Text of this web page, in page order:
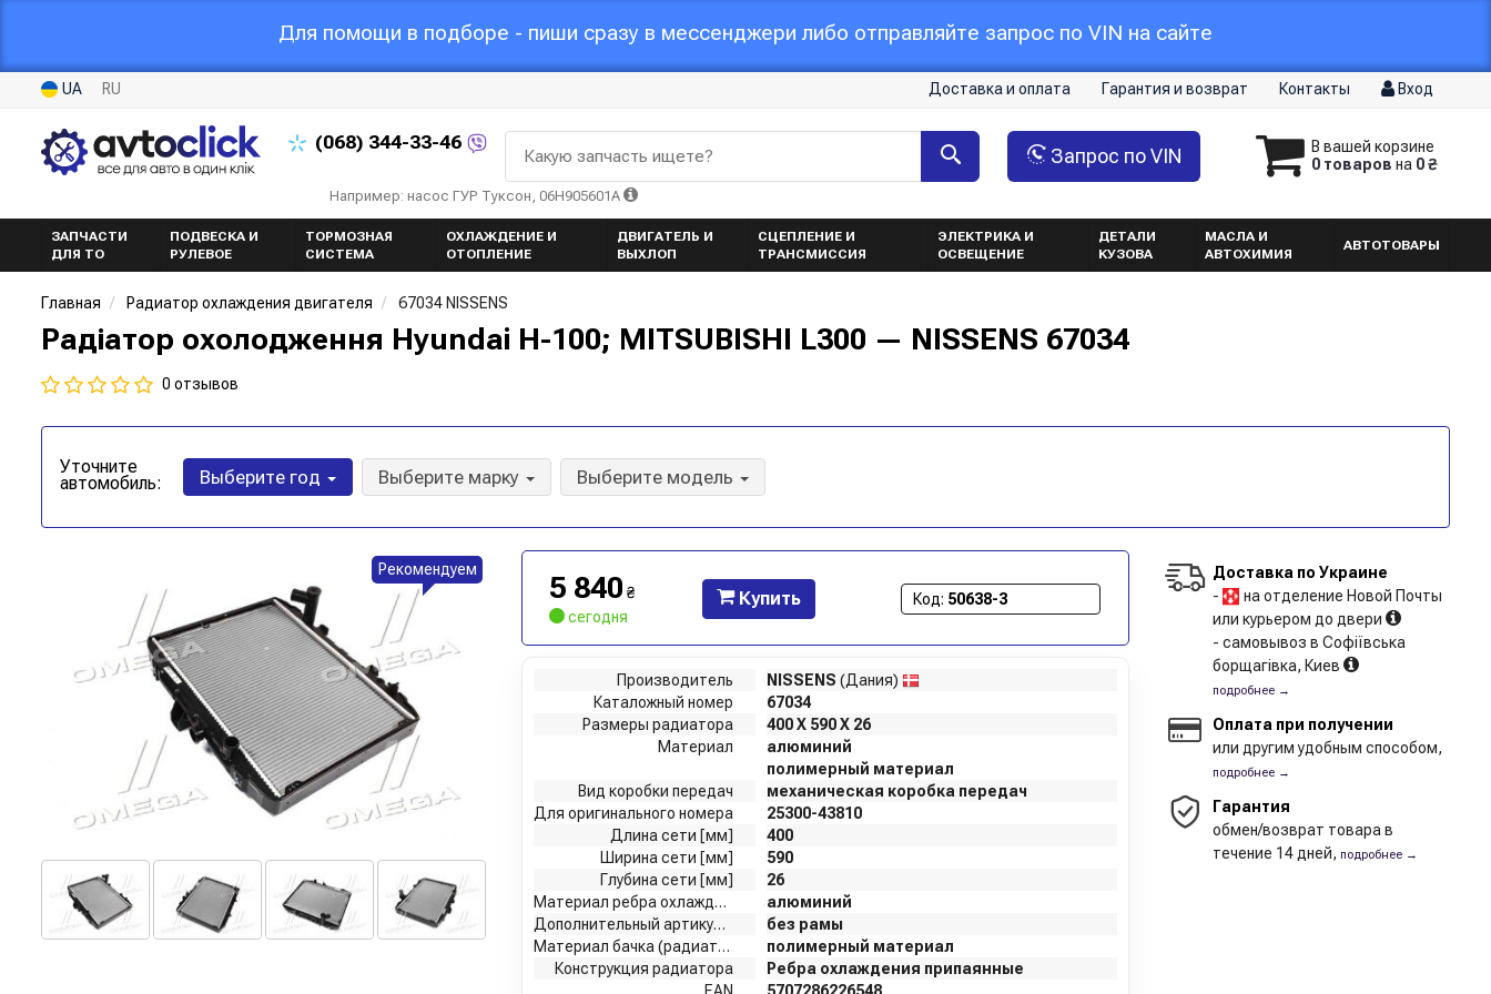
Для помощи в подборе - пиши сразу в мессенджери либо отправляйте запрос по VIN на сайте
UA RU Доставка и оплата Гарантия и возврат Контакты Вход
(068) 344-33-46
В вашей корзине
0 товаров на 0 ₴
Запрос по VIN
Какую запчасть ищете?
Например: насос ГУР Туксон, 06H905601A
ЗАПЧАСТИ
ДЛЯ ТО
ПОДВЕСКА И
РУЛЕВОЕ
ТОРМОЗНАЯ
СИСТЕМА
ОХЛАЖДЕНИЕ И
ОТОПЛЕНИЕ
ДВИГАТЕЛЬ И
ВЫХЛОП
СЦЕПЛЕНИЕ И
ТРАНСМИССИЯ
ЭЛЕКТРИКА И
ОСВЕЩЕНИЕ
ДЕТАЛИ
КУЗОВА
МАСЛА И
АВТОХИМИЯ
АВТОТОВАРЫ
Главная Радиатор охлаждения двигателя 67034 NISSENS
Радіатор охолодження Hyundai H-100; MITSUBISHI L300 — NISSENS 67034
0 отзывов
Уточните
автомобиль: Выберите год Выберите марку Выберите модель
Рекомендуем
5 840 ₴
сегодня
Купить Код: 50638-3
Производитель NISSENS (Дания)
Каталожный номер
67034
Размеры радиатора
400 X 590 X 26
Материал
алюминий
полимерный материал
Вид коробки передач
механическая коробка передач
Для оригинального номера
25300-43810
Длина сети [мм]
400
Ширина сети [мм]
590
Глубина сети [мм]
26
Материал ребра охлаждения
алюминий
Дополнительный артикул / дополнительная информация 2
без рамы
Материал бачка (радиатор)
полимерный материал
Конструкция радиатора
Ребра охлаждения припаянные
Доставка по Украине
-
на отделение Новой Почты
или курьером до двери
- самовывоз в Софіївська
борщагівка, Киев
подробнее →
Оплата при получении
или другим удобным способом,
подробнее →
Гарантия
обмен/возврат товара в
течение 14 дней, подробнее →